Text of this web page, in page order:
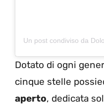
Dotato di ogni
cinque stelle
aperto, dedicata